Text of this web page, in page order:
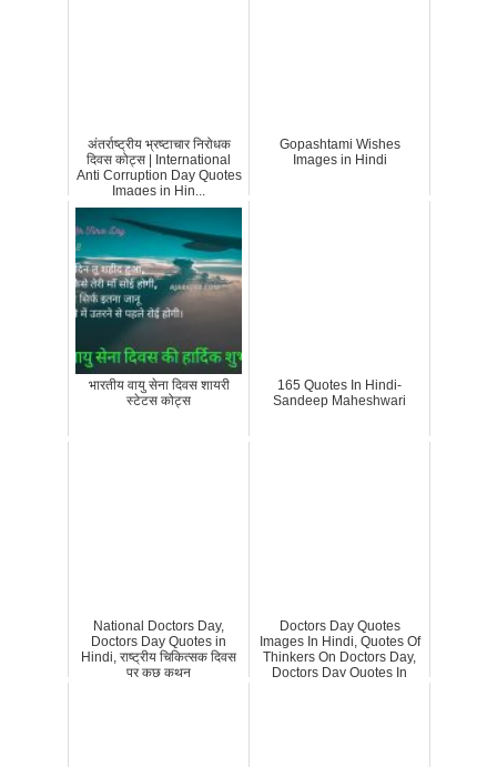
अंतर्राष्ट्रीय भ्रष्टाचार निरोधक
दिवस कोट्स | International
Anti Corruption Day Quotes
Images in Hin...
Gopashtami Wishes
Images in Hindi
भारतीय वायु सेना दिवस शायरी
स्टेटस कोट्स
165 Quotes In Hindi-
Sandeep Maheshwari
National Doctors Day,
Doctors Day Quotes in
Hindi, राष्ट्रीय चिकित्सक दिवस
पर कुछ कथन
Doctors Day Quotes
Images In Hindi, Quotes Of
Thinkers On Doctors Day,
Doctors Day Quotes In